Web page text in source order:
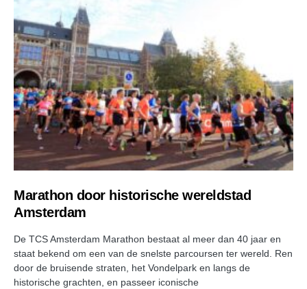
Marathon door historische wereldstad
Amsterdam
De TCS Amsterdam Marathon bestaat al meer dan 40 jaar en
staat bekend om een van de snelste parcoursen ter wereld. Ren
door de bruisende straten, het Vondelpark en langs de
historische grachten, en passeer iconische